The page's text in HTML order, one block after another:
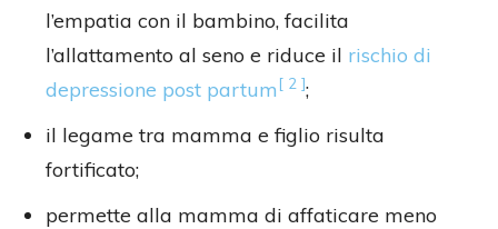
l’empatia con il bambino, facilita
l’allattamento al seno e riduce il rischio di
depressione post partum [ 2 ];
il legame tra mamma e figlio risulta
fortificato;
permette alla mamma di affaticare meno